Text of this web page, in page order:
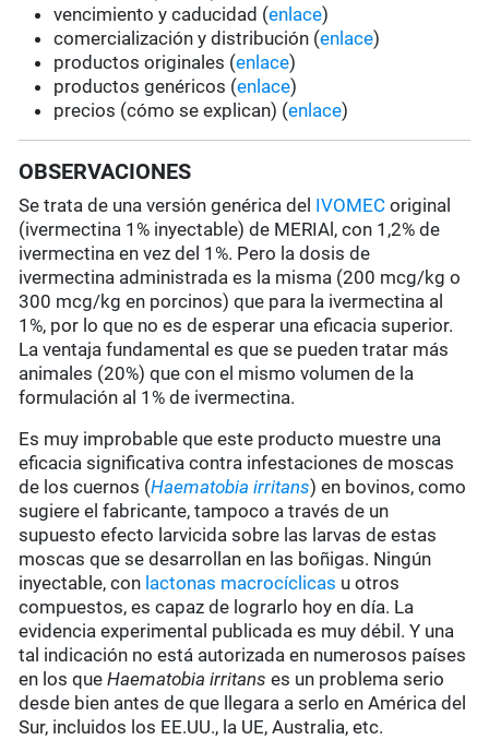
vencimiento y caducidad (enlace)
comercialización y distribución (enlace)
productos originales (enlace)
productos genéricos (enlace)
precios (cómo se explican) (enlace)
OBSERVACIONES
Se trata de una versión genérica del IVOMEC original
(ivermectina 1% inyectable) de MERIAl, con 1,2% de
ivermectina en vez del 1%. Pero la dosis de
ivermectina administrada es la misma (200 mcg/kg o
300 mcg/kg en porcinos) que para la ivermectina al
1%, por lo que no es de esperar una eficacia superior.
La ventaja fundamental es que se pueden tratar más
animales (20%) que con el mismo volumen de la
formulación al 1% de ivermectina.
Es muy improbable que este producto muestre una
eficacia significativa contra infestaciones de moscas
de los cuernos (Haematobia irritans) en bovinos, como
sugiere el fabricante, tampoco a través de un
supuesto efecto larvicida sobre las larvas de estas
moscas que se desarrollan en las boñigas. Ningún
inyectable, con lactonas macrocíclicas u otros
compuestos, es capaz de lograrlo hoy en día. La
evidencia experimental publicada es muy débil. Y una
tal indicación no está autorizada en numerosos países
en los queHaematobia irritans es un problema serio
desde bien antes de que llegara a serlo en América del
Sur, incluidos los EE.UU., la UE, Australia, etc.